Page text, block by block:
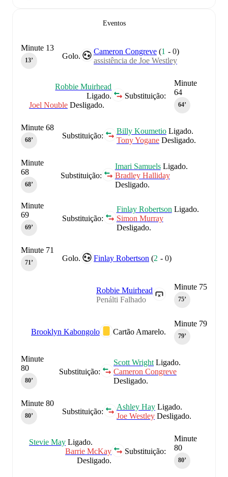
Eventos
Golo.
Cameron Congreve (1 -0)
assistência de Joe Westley
Minute 13
13‎’‎
Minute
64
64‎’‎
Substituição:
Robbie Muirhead
Ligado.
Joel Nouble Desligado.
Substituição:
Billy Koumetio Ligado.
Tony Yogane Desligado.
Minute 68
68‎’‎
Substituição:
Imari SamuelsLigado.
Bradley Halliday
Desligado.
Minute
68
68‎’‎
Substituição:
Finlay Robertson Ligado.
Simon Murray
Desligado.
Minute
69
69‎’‎
Golo. Finlay Robertson (2 -0)
Minute 71
71‎’‎
Minute 75
75‎’‎
Robbie Muirhead
Penálti Falhado
Minute 79
79‎’‎
Cartão Amarelo.
Brooklyn Kabongolo
Substituição:
Scott Wright Ligado.
Cameron Congreve
Desligado.
Minute
80
80‎’‎
Substituição:
Ashley Hay Ligado.
Joe Westley Desligado.
Minute 80
80‎’‎
Minute
80
80‎’‎
Substituição:
Stevie May Ligado.
Barrie McKay
Desligado.